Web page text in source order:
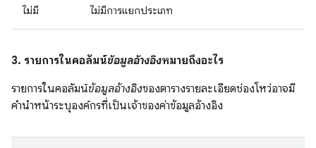
ไม่มี ไม่มีการแยกประเภท
3. รายการในคอลัมน์ข้อมูลอ้างอิงหมายถึงอะไร
รายการในคอลัมน์ข้อมูลอ้างอิงของตารางรายละเอียดช่องโหว่อาจมี
คำนำหน้าระบุองค์กรที่เป็นเจ้าของค่าข้อมูลอ้างอิง